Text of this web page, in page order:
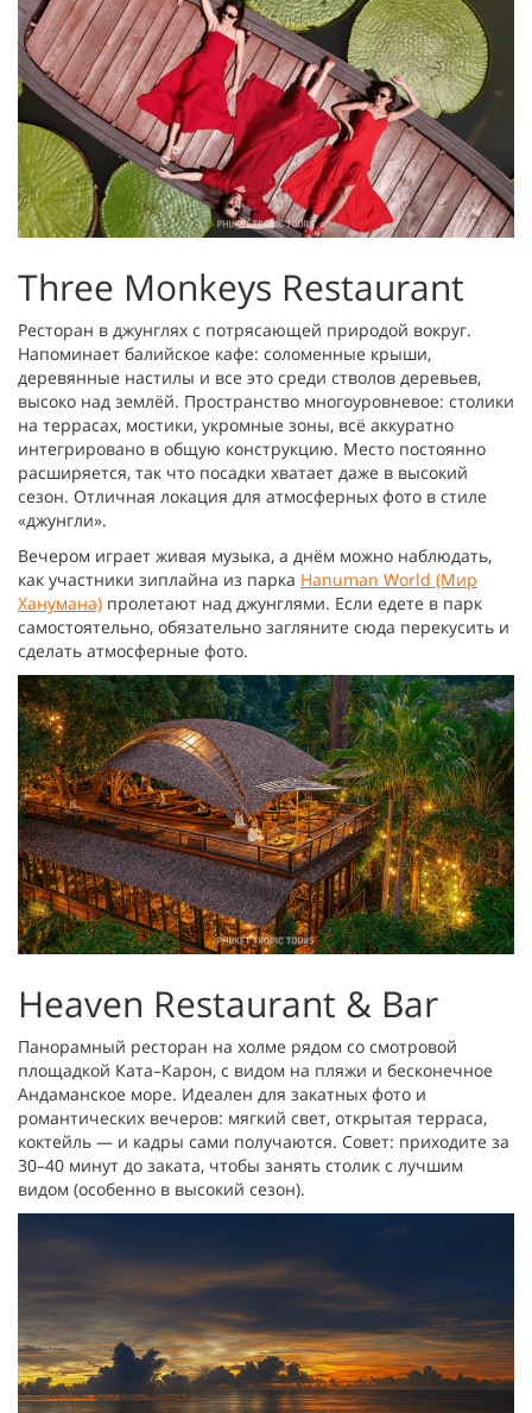
Three Monkeys Restaurant
Ресторан в джунглях с потрясающей природой вокруг.
Напоминает балийское кафе: соломенные крыши,
деревянные настилы и все это среди стволов деревьев,
высоко над землёй. Пространство многоуровневое: столики
на террасах, мостики, укромные зоны, всё аккуратно
интегрировано в общую конструкцию. Место постоянно
расширяется, так что посадки хватает даже в высокий
сезон. Отличная локация для атмосферных фото в стиле
«джунгли».
Вечером играет живая музыка, а днём можно наблюдать,
как участники зиплайна из парка Hanuman World (Мир
Ханумана) пролетают над джунглями. Если едете в парк
самостоятельно, обязательно загляните сюда перекусить и
сделать атмосферные фото.
Heaven Restaurant & Bar
Панорамный ресторан на холме рядом со смотровой
площадкой Ката–Карон, с видом на пляжи и бесконечное
Андаманское море. Идеален для закатных фото и
романтических вечеров: мягкий свет, открытая терраса,
коктейль — и кадры сами получаются. Совет: приходите за
30–40 минут до заката, чтобы занять столик с лучшим
видом (особенно в высокий сезон).